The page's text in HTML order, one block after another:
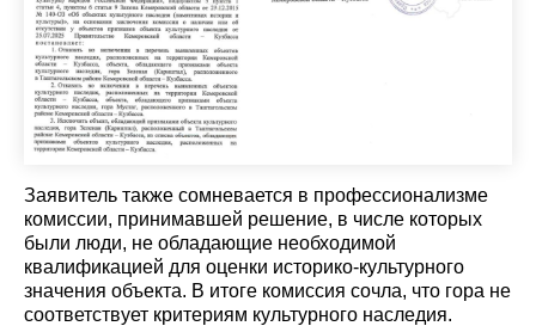
Заявитель также сомневается в профессионализме
комиссии, принимавшей решение, в числе которых
были люди, не обладающие необходимой
квалификацией для оценки историко-культурного
значения объекта. В итоге комиссия сочла, что гора не
соответствует критериям культурного наследия.